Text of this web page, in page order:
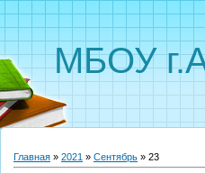
МБОУ
Главная » 2021 » Сентябрь » 23